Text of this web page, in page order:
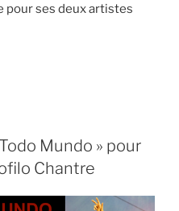
pour ses deux artistes
Mundo » pour
Chantre